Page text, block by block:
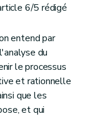
6/5 rédigé
entend par
du
le processus
et rationnelle
que les
et qui